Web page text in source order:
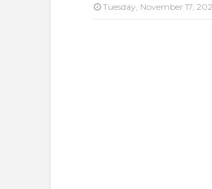
Tuesday, November 17,